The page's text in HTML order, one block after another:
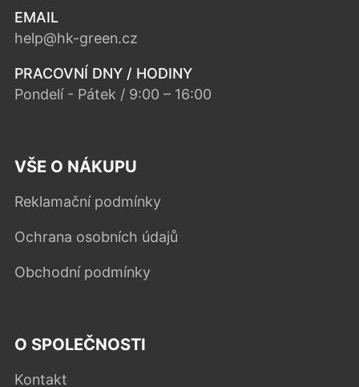
EMAIL
help@hk-green.cz
PRACOVNÍ DNY / HODINY
Pondelí - Pátek / 9:00 – 16:00
VŠE O NÁKUPU
Reklamační podmínky
Ochrana osobních údajů
Obchodní podmínky
O SPOLEČNOSTI
Kontakt